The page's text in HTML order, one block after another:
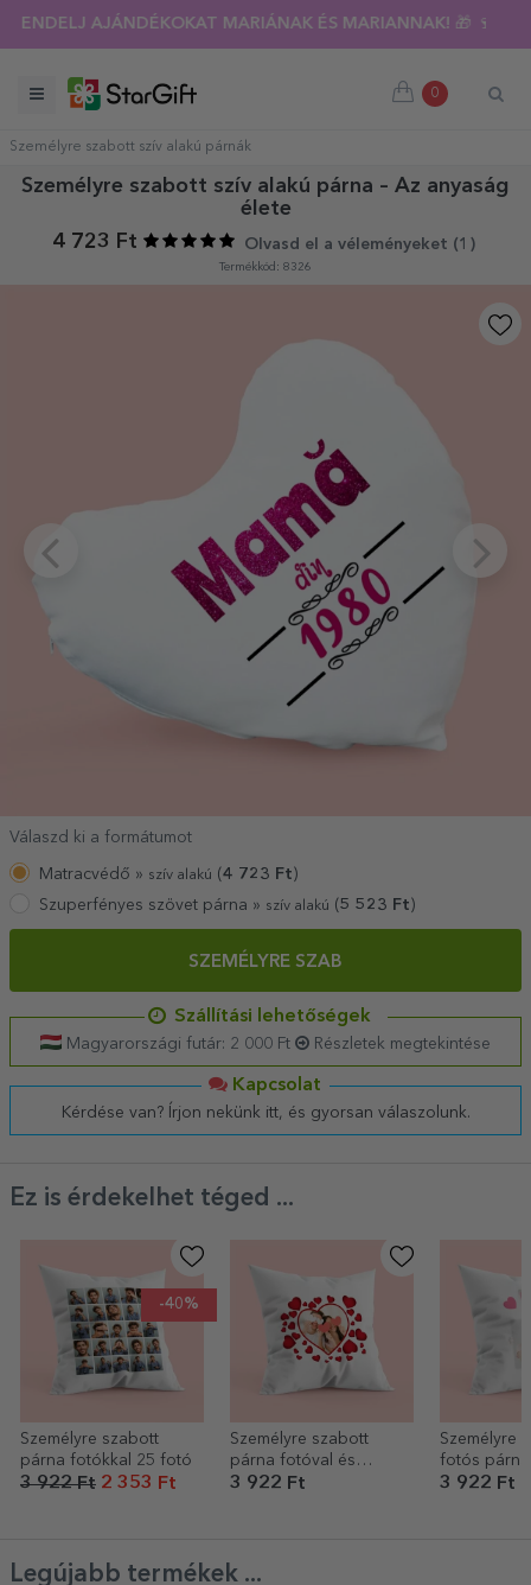
RENDELJ AJÁNDÉKOKAT MARIÁNAK ÉS MARIANNAK! 🎁 🍷
0
Személyre szabott szív alakú párnák
Személyre szabott szív alakú párna – Az anyaság
élete
4 723 Ft
Olvasd el a véleményeket (1 )
Termékkód: 8326
Válaszd ki a formátumot
Matracvédő » szív alakú (4 723 Ft )
Szuperfényes szövet párna » szív alakú (5 523 Ft)
SZEMÉLYRE SZAB
Szállítási lehetőségek
Magyarországi futár: 2 000 Ft Részletek megtekintése
Kapcsolat
Kérdése van? Írjon nekünk itt, és gyorsan válaszolunk.
Ez is érdekelhet téged ...
-40%
Személyre szabott
párna fotókkal 25 fotó
3 922 Ft 2 353 Ft
Személyre szabott
párna fotóval és
szívekkel
3 922 Ft
Személyre
fotós párna
aranyos
3 922 Ft
Legújabb termékek ...